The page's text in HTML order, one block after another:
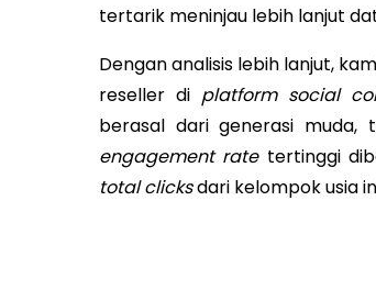
tertarik meninjau lebih lanjut
Dengan analisis lebih lanjut,
reseller di platform social
berasal dari generasi
engagement rate tertinggi
total clicksdari kelompok usia